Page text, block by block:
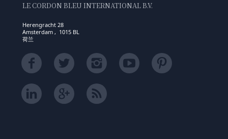
LE CORDON BLEU INTERNATIONAL B.V.
Herengracht 28
Amsterdam , 1015 BL
荷兰